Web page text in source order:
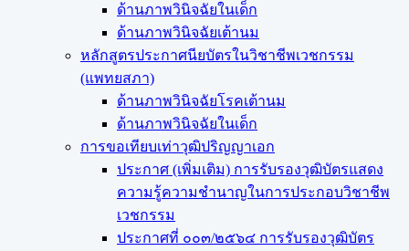
ด้านภาพวินิจฉัยในเด็ก
ด้านภาพวินิจฉัยเต้านม
หลักสูตรประกาศนียบัตรในวิชาชีพเวชกรรม
(แพทยสภา)
ด้านภาพวินิจฉัยโรคเต้านม
ด้านภาพวินิจฉัยในเด็ก
การขอเทียบเท่า​วุฒิปริญญา​เอก
ประกาศ (เพิ่มเติม) การรับรองวุฒิบัตรแสดง
ความรู้ความชำนาญในการประกอบวิชาชีพ
เวชกรรม
ประกาศที่ ๐๐๓/๒๕๖๔ การรับรองวุฒิบัตร